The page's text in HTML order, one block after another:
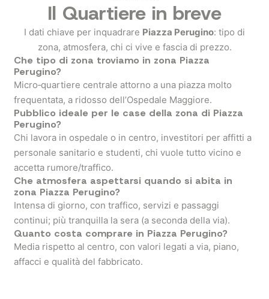
Il Quartiere in breve
I dati chiave per inquadrare Piazza Perugino: tipo di
zona, atmosfera, chi ci vive e fascia di prezzo.
Che tipo di zona troviamo in zona Piazza
Perugino?
Micro‑quartiere centrale attorno a una piazza molto
frequentata, a ridosso dell’Ospedale Maggiore.
Pubblico ideale per le case della zona di Piazza
Perugino?
Chi lavora in ospedale o in centro, investitori per affitti a
personale sanitario e studenti, chi vuole tutto vicino e
accetta rumore/traffico.
Che atmosfera aspettarsi quando si abita in
zona Piazza Perugino?
Intensa di giorno, con traffico, servizi e passaggi
continui; più tranquilla la sera (a seconda della via).
Quanto costa comprare in Piazza Perugino?
Media rispetto al centro, con valori legati a via, piano,
affacci e qualità del fabbricato.